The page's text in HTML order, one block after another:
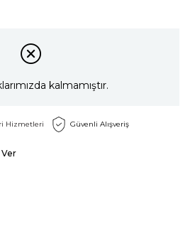
kalmamıştır.
Hizmetleri Güvenli Alışveriş